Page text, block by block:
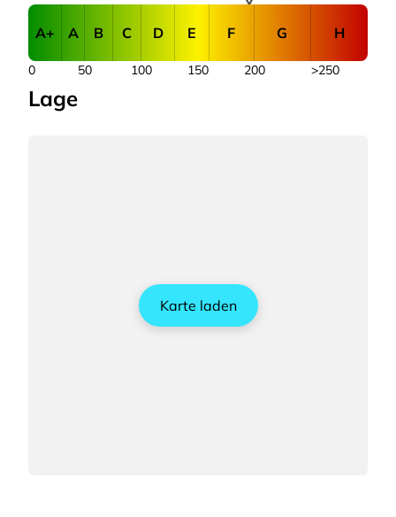
A+ A B C D E F G H
50 100 150 200
0 >250
Lage
Karte laden